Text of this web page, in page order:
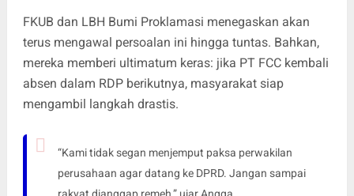
FKUB dan LBH Bumi Proklamasi menegaskan akan
terus mengawal persoalan ini hingga tuntas. Bahkan,
mereka memberi ultimatum keras: jika PT FCC kembali
absen dalam RDP berikutnya, masyarakat siap
mengambil langkah drastis.
“Kami tidak segan menjemput paksa perwakilan
perusahaan agar datang ke DPRD. Jangan sampai